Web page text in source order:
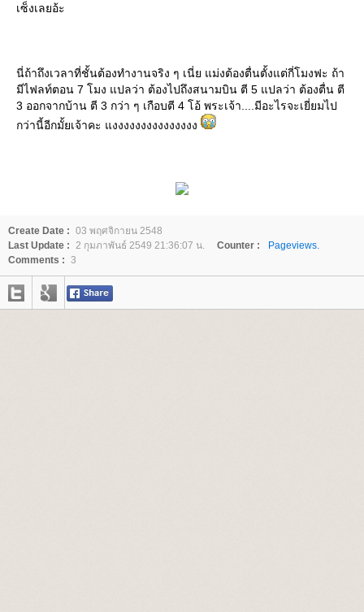
เซ็งเลยอ้ะ
นี่ถ้าถึงเวลาที่ชั้นต้องทำงานจริง ๆ เนี่ย แม่งต้องตื่นตั้งแต่กี่โมงฟะ ถ้า
มีไฟลท์ตอน 7 โมง แปลว่า ต้องไปถึงสนามบิน ตี 5 แปลว่า ต้องตื่น ตี
3 ออกจากบ้าน ตี 3 กว่า ๆ เกือบตี 4 โอ้ พระเจ้า....มีอะไรจะเยี่ยมไป
กว่านี้อีกมั้ยเจ้าคะ แงงงงงงงงงงงงงงง
Create Date : 03 พฤศจิกายน 2548
Last Update : 2 กุมภาพันธ์ 2549 21:36:07 น. Counter :
Pageviews.
Comments : 3